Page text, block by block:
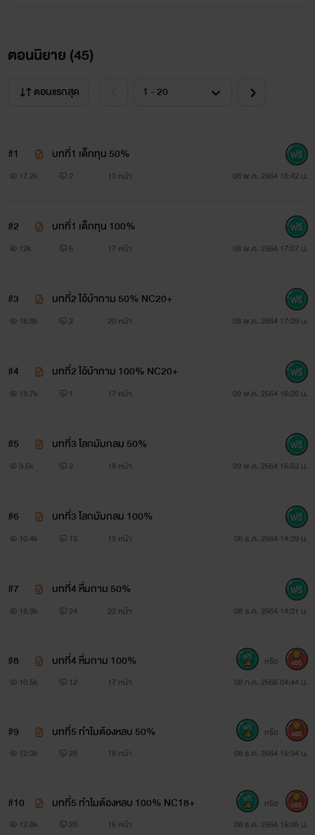
แฟรงก์ สุริยสิงห์ อายุ 28 ปี
เจ้าของธุรกิจเครื่องดื่มในไทยและอเมริการายใหญ่ เป็นคนเจ้าเลห์
เจ้าแผนการและเจ้าชู้ระดับตัวพ่อ ที่ใครๆต่างก็รู้ว่าเขานั้นคือหนุ่ม
จนทำให้มีสาวๆเข้าหาเขามากมาย แต่ชายหนุ่มก็ไม่เคยสนใจใคร
เลยจนกระทั่งมาเจอเด็กสาววัยใสที่ทำให้เขาต้องเสี่ยงคุกเสี่ยง
เรียนอยู่ที่อเมริกา
ตอนนิยาย (45)
ตอนแรกสุด
#1 บทที่1 เด็กทุน 50%
17.2k 2 13 หน้า 08 พ.ค. 2564 16:42 น.
#2 บทที่1 เด็กทุน 100%
12k 6 17 หน้า 08 พ.ค. 2564 17:07 น.
#3 บทที่2 ไอ้บ้ากาม 50% NC20+
18.8k 2 20 หน้า 08 พ.ค. 2564 17:39 น.
#4 บทที่2 ไอ้บ้ากาม 100% NC20+
18.7k 1 17 หน้า 09 พ.ค. 2564 16:26 น.
#5 บทที่3 โลกมัมกลม 50%
9.5k 2 18 หน้า 09 พ.ค. 2564 16:53 น.
#6 บทที่3 โลกมัมกลม 100%
10.4k 13 19 หน้า 06 ธ.ค. 2564 14:39 น.
#7 บทที่4 หื่มกาม 50%
18.9k 24 22 หน้า 08 ธ.ค. 2564 14:31 น.
#8 บทที่4 หื่มกาม 100%
10.5k 12 17 หน้า 08 ก.ค. 2566 04:44 น.
หรือ 400
#9 บทที่5 ทำไมต้องหลบ 50%
12.3k 28 18 หน้า 08 ธ.ค. 2564 15:34 น.
หรือ 400
#10 บทที่5 ทำไมต้องหลบ 100% NC18+
12.8k 20 16 หน้า 08 ธ.ค. 2564 15:35 น.
หรือ 500